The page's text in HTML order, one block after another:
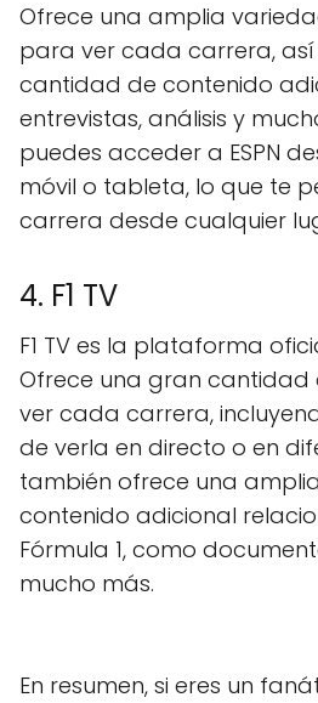
Ofrece una amplia
para ver cada carrera,
cantidad de contenido
entrevistas, análisis y
puedes acceder a ESPN
móvil o tableta, lo que te
carrera desde cualquier
4. F1 TV
F1 TV es la plataforma
Ofrece una gran cantidad
ver cada carrera,
de verla en directo o en
también ofrece una
contenido adicional
Fórmula 1, como
mucho más.
En resumen, si eres un